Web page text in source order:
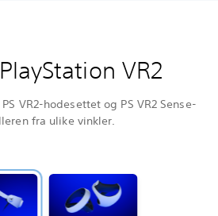
VR2
VR2-hodesettet og PS VR2 Sense-
fra ulike vinkler.